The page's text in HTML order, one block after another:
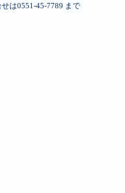
は0551-45-7789 まで